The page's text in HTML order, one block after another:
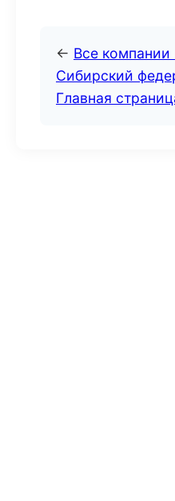
← Все компании
Сибирский
Главная